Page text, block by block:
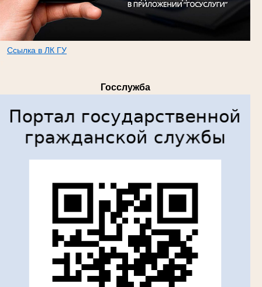
Ссылка в ЛК ГУ
Госслужба